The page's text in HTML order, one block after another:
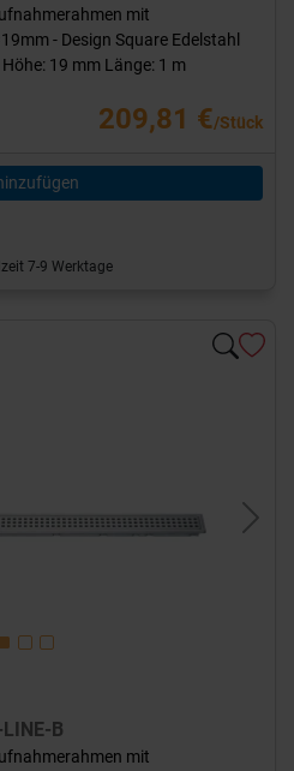
mit
- Design Square Edelstahl
19 mm Länge: 1 m
209,81 €/Stück
7-9 Werktage
Next
LINE-B
mit